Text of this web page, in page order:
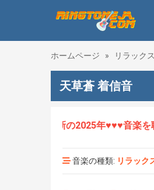
ホームページ » リラック
天草蒼 着信音
、最新の2025年♥♥♥音楽を聴
音楽の種類: リラック